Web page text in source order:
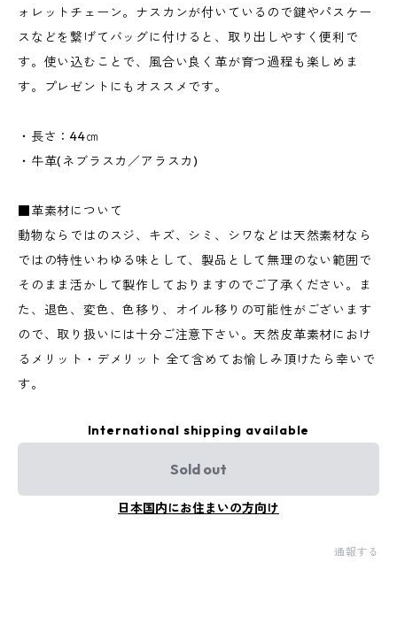
ォレットチェーン。ナスカンが付いているので鍵やパスケー
スなどを繋げてバッグに付けると、取り出しやすく便利で
す。使い込むことで、風合い良く革が育つ過程も楽しめま
す。プレゼントにもオススメです。
・長さ：44㎝
・牛革(ネブラスカ／アラスカ)
■革素材について
動物ならではのスジ、キズ、シミ、シワなどは天然素材なら
ではの特性いわゆる味として、製品として無理のない範囲で
そのまま活かして製作しておりますのでご了承ください。ま
た、退色、変色、色移り、オイル移りの可能性がございます
ので、取り扱いには十分ご注意下さい。天然皮革素材におけ
るメリット・デメリット 全て含めてお愉しみ頂けたら幸いで
す。
International shipping available
Sold out
日本国内にお住まいの方向け
通報する